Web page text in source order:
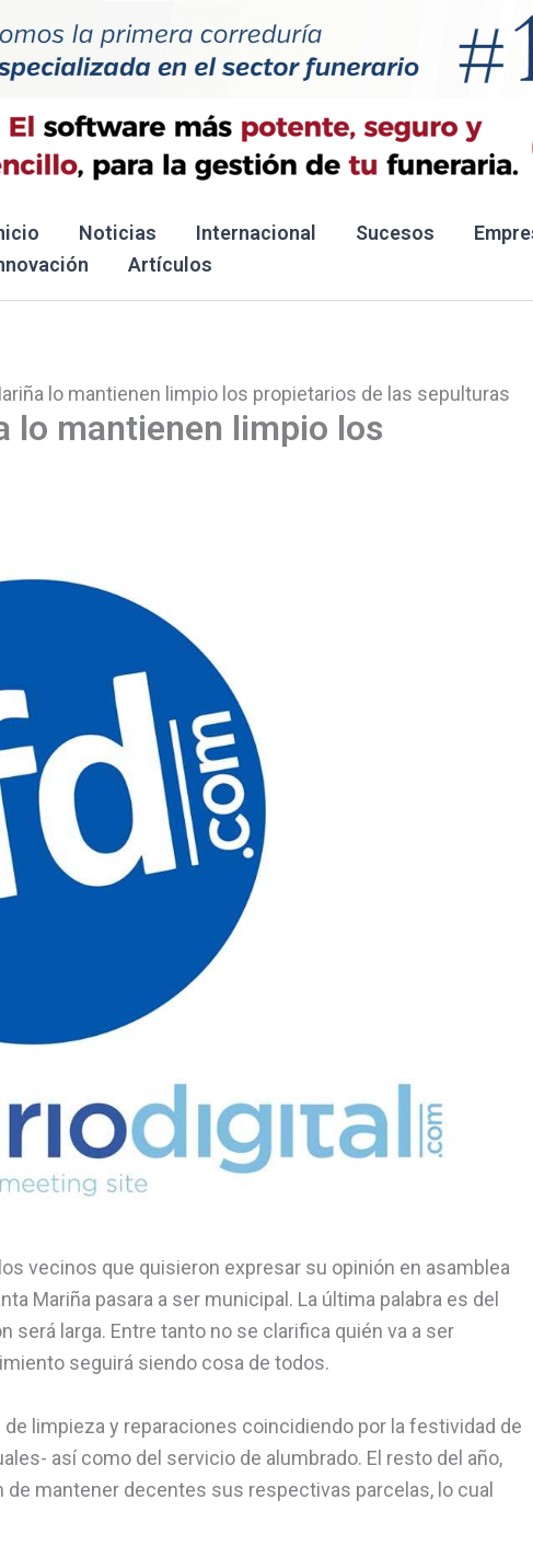
Noticias Internacional Sucesos
Artículos
lo mantienen limpio los propietarios de las sepulturas
lo mantienen limpio los
vecinos que quisieron expresar su opinión en asamblea
Mariña pasara a ser municipal. La última palabra es del
será larga. Entre tanto no se clarifica quién va a ser
seguirá siendo cosa de todos.
limpieza y reparaciones coincidiendo por la festividad de
así como del servicio de alumbrado. El resto del año,
mantener decentes sus respectivas parcelas, lo cual